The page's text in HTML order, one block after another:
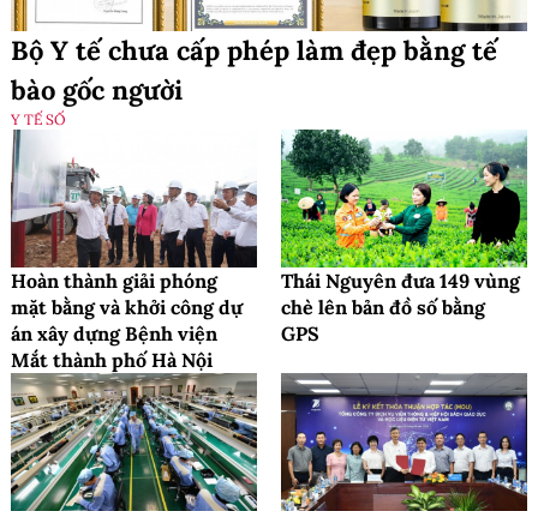
Bộ Y tế chưa cấp phép làm đẹp bằng tế
bào gốc người
Y TẾ SỐ
Hoàn thành giải phóng
mặt bằng và khởi công dự
án xây dựng Bệnh viện
Mắt thành phố Hà Nội
Thái Nguyên đưa 149 vùng
chè lên bản đồ số bằng
GPS